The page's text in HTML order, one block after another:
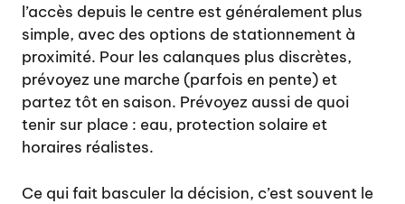
l’accès depuis le centre est généralement plus
simple, avec des options de stationnement à
proximité. Pour les calanques plus discrètes,
prévoyez une marche (parfois en pente) et
partez tôt en saison. Prévoyez aussi de quoi
tenir sur place : eau, protection solaire et
horaires réalistes.
Ce qui fait basculer la décision, c’est souvent le